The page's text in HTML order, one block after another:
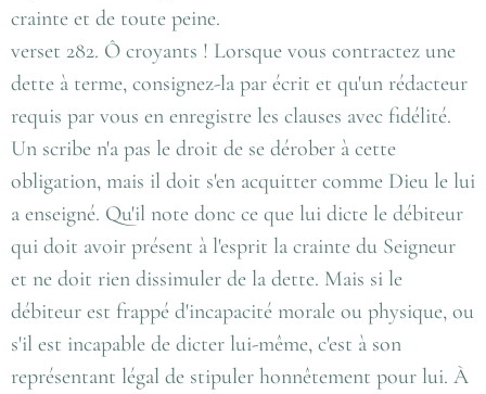
crainte et de toute peine.
verset 282. Ô croyants ! Lorsque vous contractez une
dette à terme, consignez-la par écrit et qu'un rédacteur
requis par vous en enregistre les clauses avec fidélité.
Un scribe n'a pas le droit de se dérober à cette
obligation, mais il doit s'en acquitter comme Dieu le lui
a enseigné. Qu'il note donc ce que lui dicte le débiteur
qui doit avoir présent à l'esprit la crainte du Seigneur
et ne doit rien dissimuler de la dette. Mais si le
débiteur est frappé d'incapacité morale ou physique, ou
s'il est incapable de dicter lui-même, c'est à son
représentant légal de stipuler honnêtement pour lui. À